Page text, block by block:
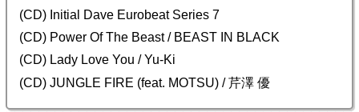
(CD) Initial Dave Eurobeat Series 7
(CD) Power Of The Beast / BEAST IN BLACK
(CD) Lady Love You / Yu-Ki
(CD) JUNGLE FIRE (feat. MOTSU) / 芹澤 優